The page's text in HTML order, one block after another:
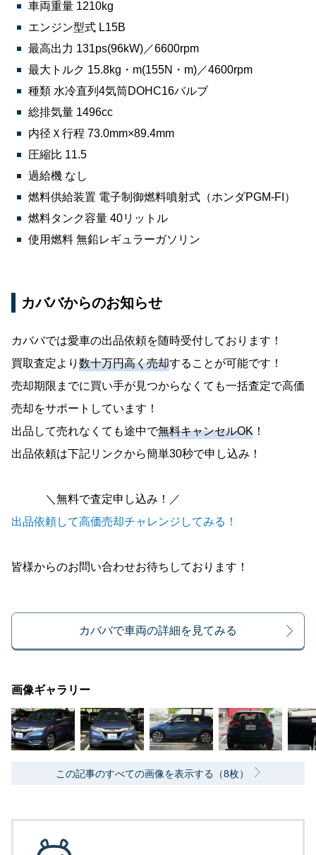
車両重量 1210kg
エンジン型式 L15B
最高出力 131ps(96kW)／6600rpm
最大トルク 15.8kg・m(155N・m)／4600rpm
種類 水冷直列4気筒DOHC16バルブ
総排気量 1496cc
内径Ｘ行程 73.0mm×89.4mm
圧縮比 11.5
過給機 なし
燃料供給装置 電子制御燃料噴射式（ホンダPGM-FI）
燃料タンク容量 40リットル
使用燃料 無鉛レギュラーガソリン
カババからのお知らせ
カババでは愛車の出品依頼を随時受付しております！
買取査定より 数十万円高く売却することが可能です！
売却期限までに買い手が見つからなくても一括査定で高価
売却をサポートしています！
出品して売れなくても途中で無料キャンセルOK ！
出品依頼は下記リンクから簡単30秒で申し込み！
＼無料で査定申し込み！／
出品依頼して高価売却チャレンジしてみる！
皆様からのお問い合わせお待ちしております！
カババで車両の詳細を見てみる
画像ギャラリー
この記事のすべての画像を表示する（8枚）